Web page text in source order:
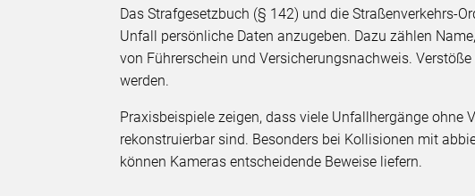
Das Strafgesetzbuch (§ 142) und die Straßenverkehrs-
Unfall persönliche Daten anzugeben. Dazu zählen
von Führerschein und Versicherungsnachweis.
werden.
Praxisbeispiele zeigen, dass viele Unfallhergänge ohne
rekonstruierbar sind. Besonders bei Kollisionen mit
können Kameras entscheidende Beweise liefern.